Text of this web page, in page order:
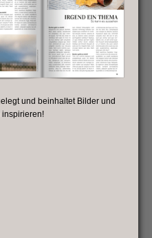
und beinhaltet Bilder und
inspirieren!